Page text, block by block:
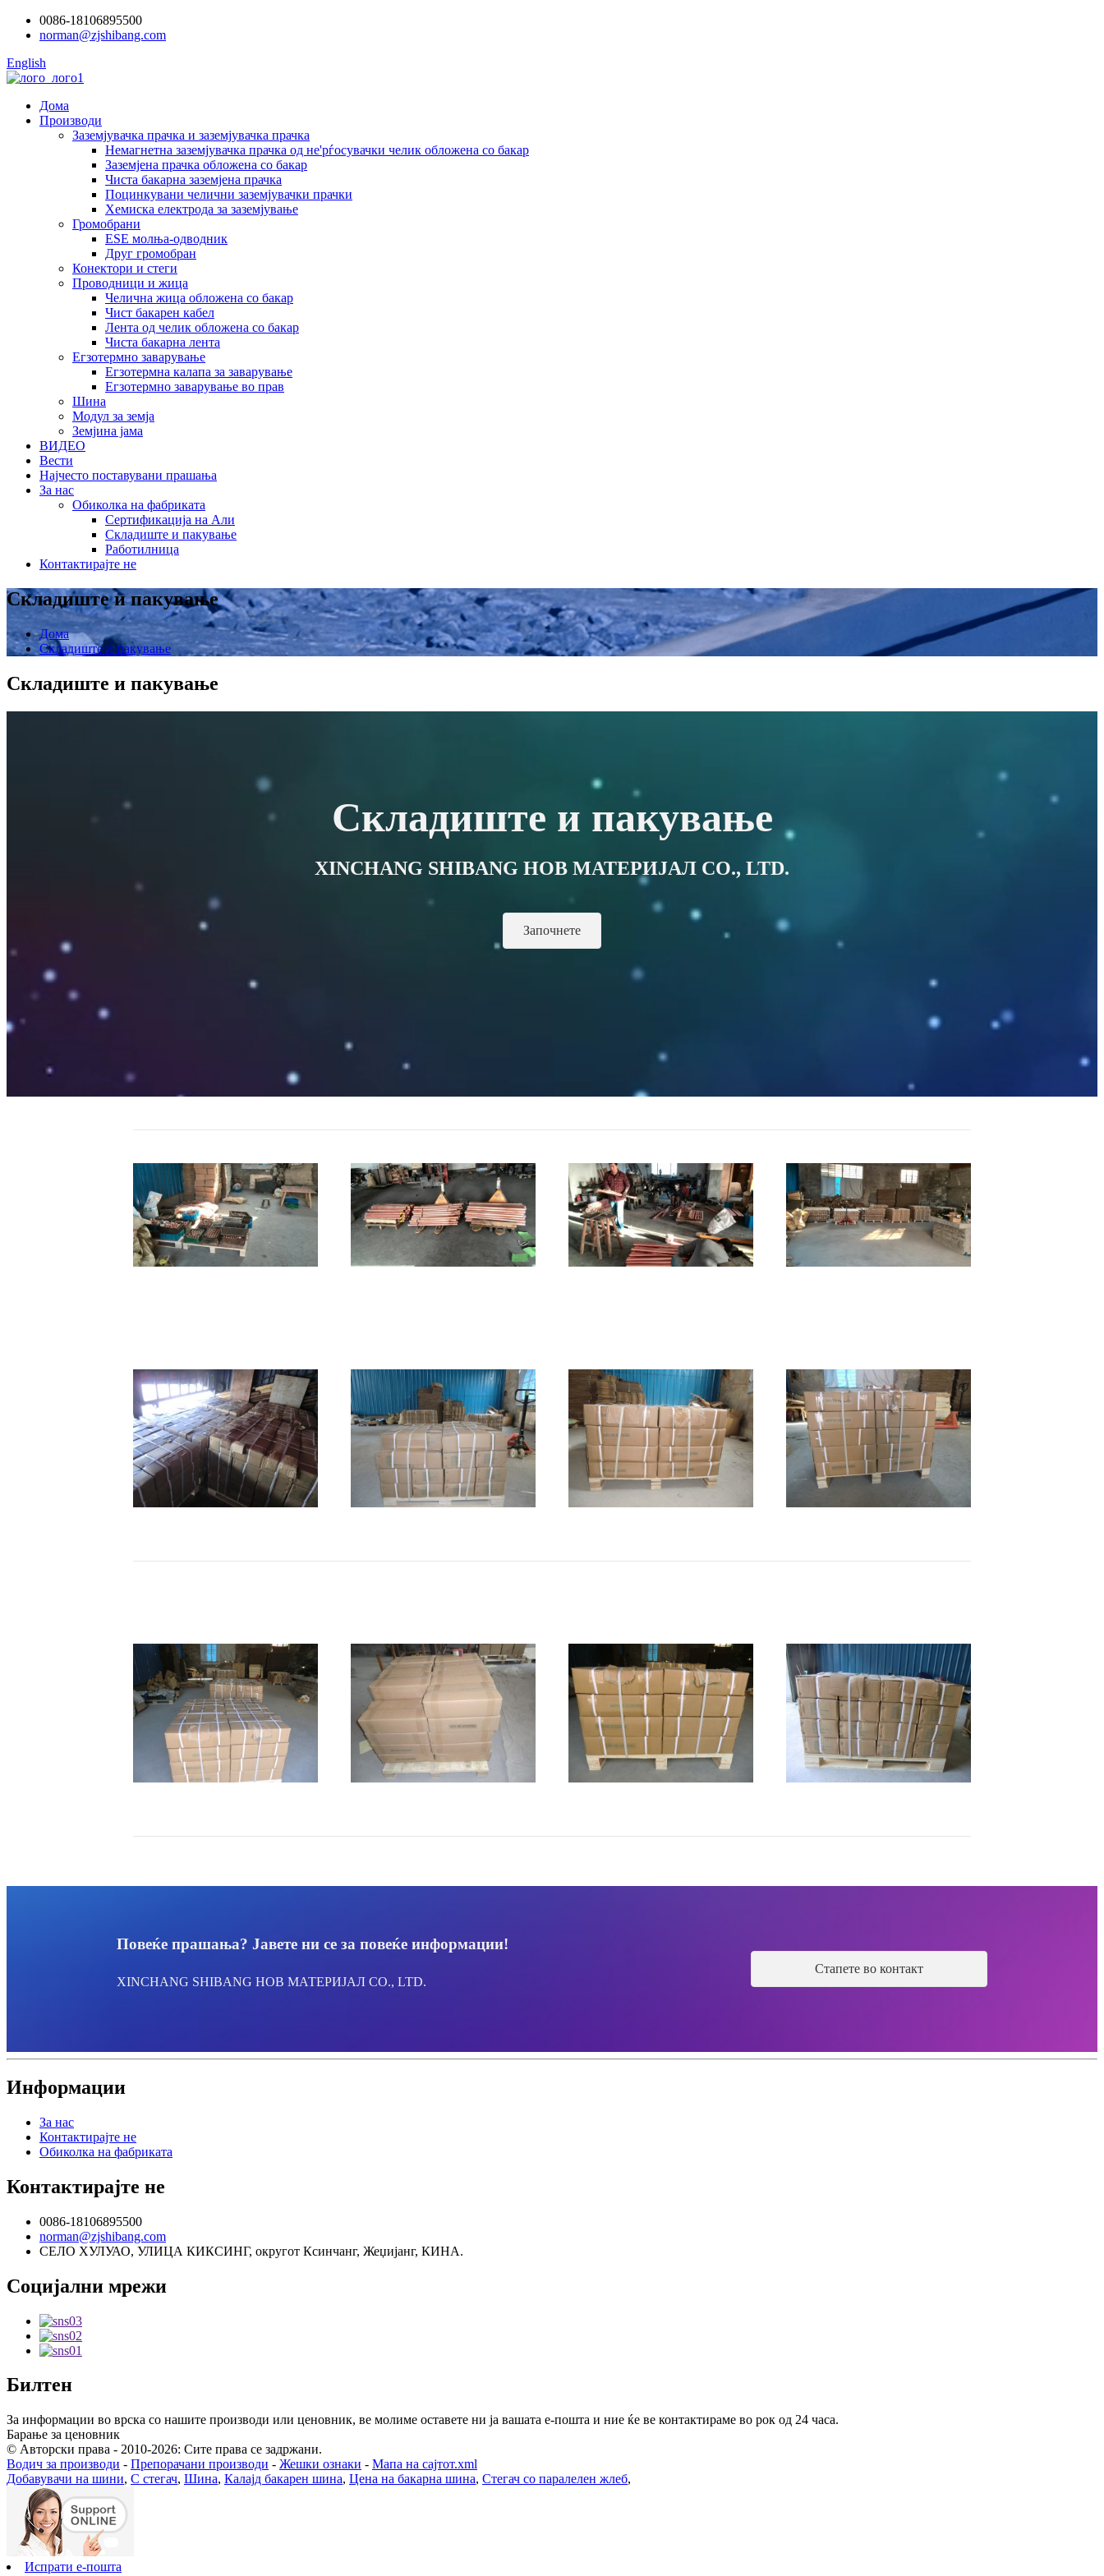
0086-18106895500
norman@zjshibang.com
English
Дома
Производи
Заземјувачка прачка и заземјувачка прачка
Немагнетна заземјувачка прачка од не'рѓосувачки челик обложена со бакар
Заземјена прачка обложена со бакар
Чиста бакарна заземјена прачка
Поцинкувани челични заземјувачки прачки
Хемиска електрода за заземјување
Громобрани
ESE молња-одводник
Друг громобран
Конектори и стеги
Проводници и жица
Челична жица обложена со бакар
Чист бакарен кабел
Лента од челик обложена со бакар
Чиста бакарна лента
Егзотермно заварување
Егзотермна калапа за заварување
Егзотермно заварување во прав
Шина
Модул за земја
Земјина јама
ВИДЕО
Вести
Најчесто поставувани прашања
За нас
Обиколка на фабриката
Сертификација на Али
Складиште и пакување
Работилница
Контактирајте не
Складиште и пакување
Дома
Складиште и пакување
Складиште и пакување
Складиште и пакување
XINCHANG SHIBANG НОВ МАТЕРИЈАЛ CO., LTD.
Започнете
Повеќе прашања? Јавете ни се за повеќе информации!
XINCHANG SHIBANG НОВ МАТЕРИЈАЛ CO., LTD.
Стапете во контакт
Информации
За нас
Контактирајте не
Обиколка на фабриката
Контактирајте не
0086-18106895500
norman@zjshibang.com
СЕЛО ХУЛУАО, УЛИЦА КИКСИНГ, округот Ксинчанг, Жеџијанг, КИНА.
Социјални мрежи
Билтен
За информации во врска со нашите производи или ценовник, ве молиме оставете ни ја вашата е-пошта и ние ќе ве контактираме во рок од 24 часа.
Барање за ценовник
© Авторски права - 2010-2026: Сите права се задржани.
Водич за производи - Препорачани производи - Жешки ознаки - Мапа на сајтот.xml
Добавувачи на шини, C стегач, Шина, Калајд бакарен шина, Цена на бакарна шина, Стегач со паралелен жлеб,
Испрати е-пошта